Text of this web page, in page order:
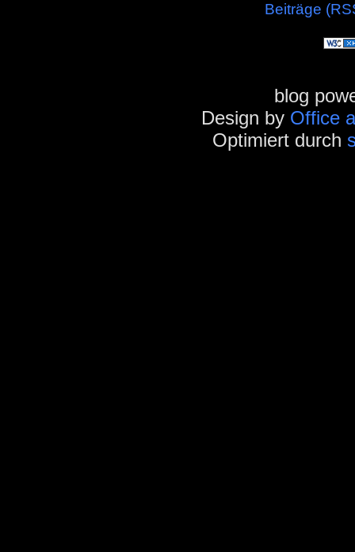
Beiträge
blog
Design by Office
Optimiert durch